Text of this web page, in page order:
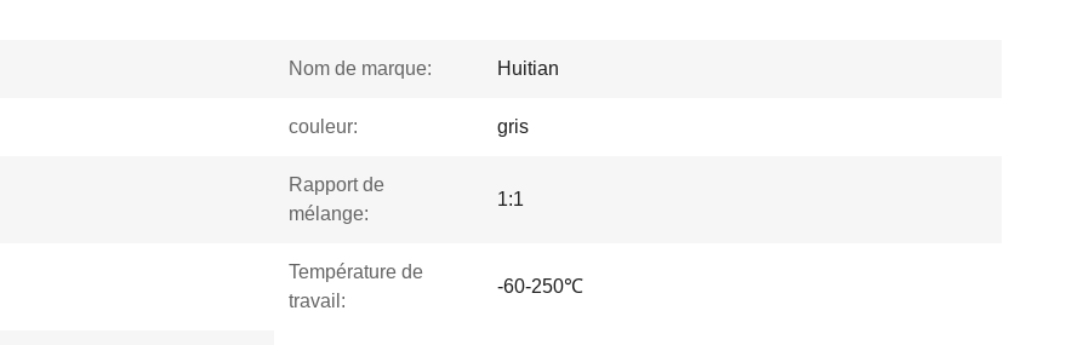
Nom de marque: Huitian
couleur: gris
Rapport de
mélange:
1:1
Température de
travail:
-60-250℃